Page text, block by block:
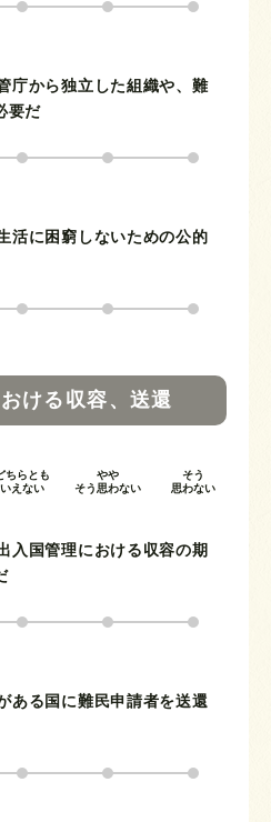
庁から独立した組織や、難
要だ
活に困窮しないための公的
ける収容、送還
ちらとも
いえない
やや
そう思わない
そう
思わない
入国管理における収容の期
ある国に難民申請者を送還